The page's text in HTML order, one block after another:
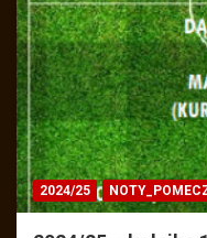
2024/25